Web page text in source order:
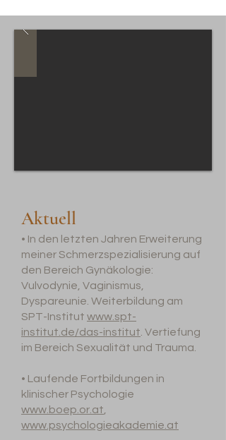
Aktuell
• In den letzten Jahren Erweiterung
meiner Schmerzspezialisierung auf
den Bereich Gynäkologie:
Vulvodynie, Vaginismus,
Dyspareunie. Weiterbildung am
SPT-Institut www.spt-
institut.de/das-institut . Vertiefung
im Bereich Sexualität und Trauma.
• Laufende Fortbildungen in
klinischer Psychologie
www.boep.or.at
www.psychologieakademie.at